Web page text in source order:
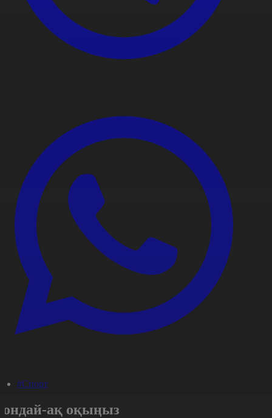
#Спорт
ақ оқыңыз